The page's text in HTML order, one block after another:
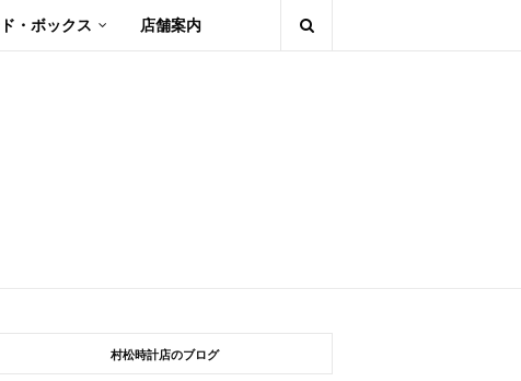
・ボックス 店舗案内
村松時計店のブログ